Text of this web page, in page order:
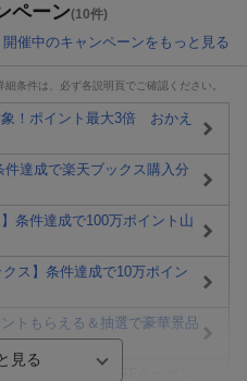
ペーン(10件)
開催中のキャンペーンをもっと見る
条件は、必ず各説明頁でご確認ください。
象！ポイント最大3倍 おかえ
件達成で楽天ブックス購入分
条件達成で100万ポイント山
ス】条件達成で10万ポイン
トもらえる＆抽選で豪華景品